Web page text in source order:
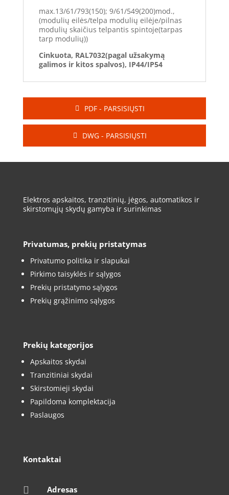
max.13/61/793(150); 9/61/549(200)mod.,
(modulių eilės/telpa modulių eilėje/pilnas
modulių skaičius telpantis spintoje(tarpas
tarp modulių))
Cinkuota, RAL7032(pagal užsakymą
galimos ir kitos spalvos), IP44/IP54
PDF - PARSISIŲSTI
DWG - PARSISIŲSTI
Elektros apskaitos, tranzitinių, jėgos, automatikos ir
skirstomųjų skydų gamyba ir surinkimas
Privatumas, prekių pristatymas
Privatumo politika ir slapukai
Pirkimo taisyklės ir sąlygos
Prekių pristatymo sąlygos
Prekių grąžinimo sąlygos
Prekių kategorijos
Apskaitos skydai
Tranzitiniai skydai
Skirstomieji skydai
Papildoma komplektacija
Paslaugos
Kontaktai
 Adresas